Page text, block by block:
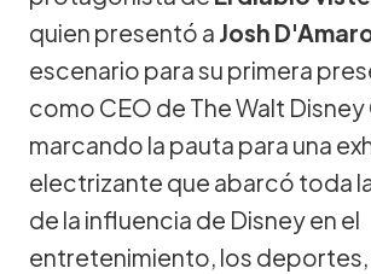
quien presentó a Josh
escenario para su primera
como CEO de The Walt
marcando la pauta para una
electrizante que abarcó toda
de la influencia de Disney en el
entretenimiento, los deportes,